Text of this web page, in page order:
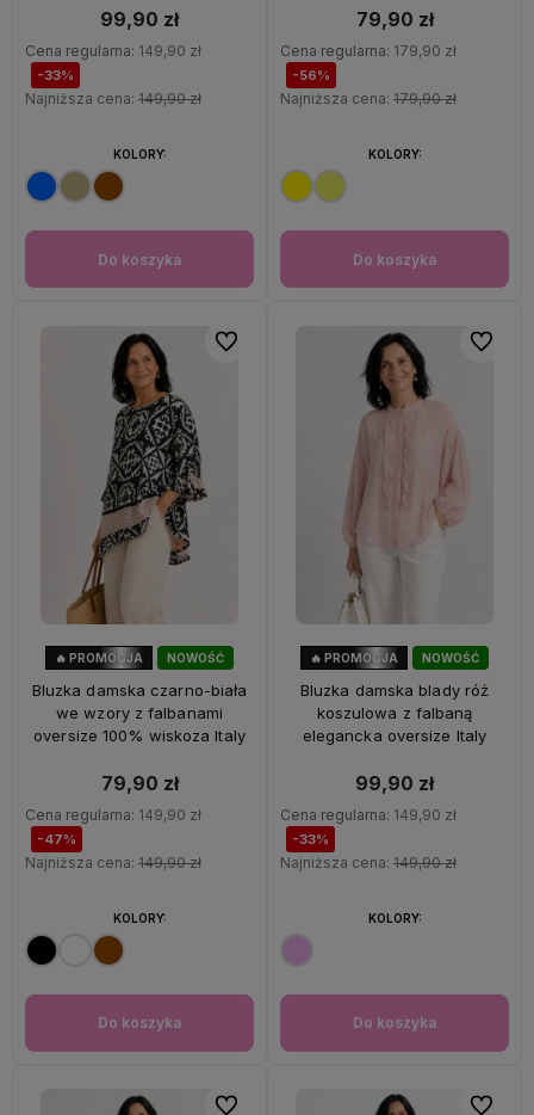
99,90 zł
Cena regularna: 149,90 zł
-33%
Najniższa cena: 149,90 zł
Do koszyka
KOLORY:
79,90 zł
Cena regularna: 179,90 zł
-56%
Najniższa cena: 179,90 zł
Do koszyka
KOLORY:
NOWOŚĆ
🔥 PROMOCJA
Bluzka damska czarno-biała
we wzory z falbanami
oversize 100% wiskoza Italy
79,90 zł
Cena regularna: 149,90 zł
-47%
Najniższa cena: 149,90 zł
Do koszyka
KOLORY:
Do ulubionych
NOWOŚĆ
🔥 PROMOCJA
Bluzka damska blady róż
koszulowa z falbaną
elegancka oversize Italy
99,90 zł
Cena regularna: 149,90 zł
-33%
Najniższa cena: 149,90 zł
Do koszyka
KOLORY:
Do
Do ulubionych Do